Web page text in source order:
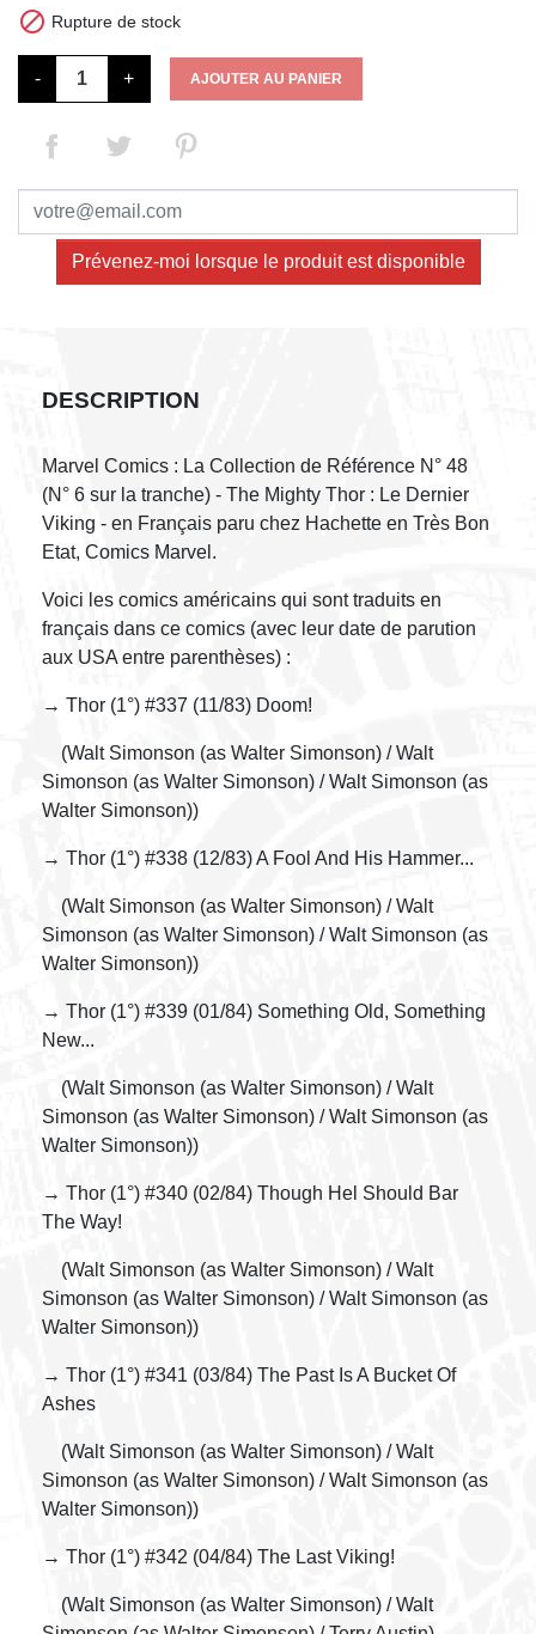
 Rupture de stock
- + AJOUTER AU PANIER
Prévenez-moi lorsque le produit est disponible
DESCRIPTION
Marvel Comics : La Collection de Référence N° 48
(N° 6 sur la tranche) - The Mighty Thor : Le Dernier
Viking - en Français paru chez Hachette en Très Bon
Etat, Comics Marvel.
Voici les comics américains qui sont traduits en
français dans ce comics (avec leur date de parution
aux USA entre parenthèses) :
→ Thor (1°) #337 (11/83) Doom!
(Walt Simonson (as Walter Simonson) / Walt
Simonson (as Walter Simonson) / Walt Simonson (as
Walter Simonson))
→ Thor (1°) #338 (12/83) A Fool And His Hammer...
(Walt Simonson (as Walter Simonson) / Walt
Simonson (as Walter Simonson) / Walt Simonson (as
Walter Simonson))
→ Thor (1°) #339 (01/84) Something Old, Something
New...
(Walt Simonson (as Walter Simonson) / Walt
Simonson (as Walter Simonson) / Walt Simonson (as
Walter Simonson))
→ Thor (1°) #340 (02/84) Though Hel Should Bar
The Way!
(Walt Simonson (as Walter Simonson) / Walt
Simonson (as Walter Simonson) / Walt Simonson (as
Walter Simonson))
→ Thor (1°) #341 (03/84) The Past Is A Bucket Of
Ashes
(Walt Simonson (as Walter Simonson) / Walt
Simonson (as Walter Simonson) / Walt Simonson (as
Walter Simonson))
→ Thor (1°) #342 (04/84) The Last Viking!
(Walt Simonson (as Walter Simonson) / Walt